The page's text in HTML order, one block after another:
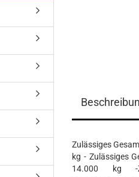
Zulässiges
kg - Zulässiges
14.000 kg -